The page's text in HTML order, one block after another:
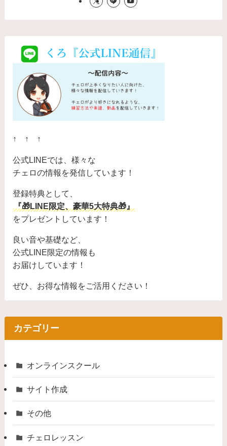
↑ ↑ ↑
公式LINEでは、様々な
チェロの情報を発信しています！
登録特典として、
『🎁LINE限定、豪華5大特典🎁』
をプレゼントしています！
良い音や基礎など、
公式LINE限定の情報も
お届けしています！
ぜひ、お得な情報をご活用ください！
カテゴリー
オンラインスクール
サイト作成
その他
チェロレッスン